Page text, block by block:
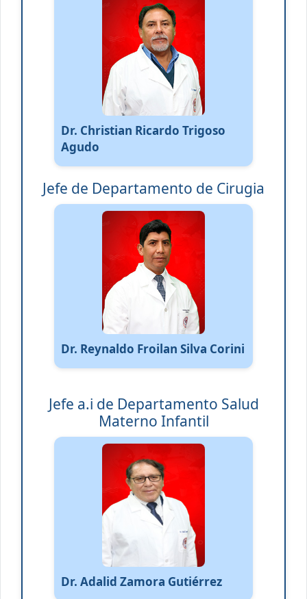
Dr. Christian Ricardo Trigoso
Agudo
Jefe de Departamento de Cirugia
Dr. Reynaldo Froilan Silva Corini
Jefe a.i de Departamento Salud
Materno Infantil
Dr. Adalid Zamora Gutiérrez